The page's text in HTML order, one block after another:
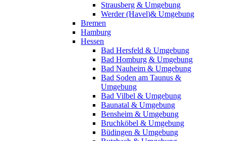
Strausberg & Umgebung
Werder (Havel)& Umgebung
Bremen
Hamburg
Hessen
Bad Hersfeld & Umgebung
Bad Homburg & Umgebung
Bad Nauheim & Umgebung
Bad Soden am Taunus &
Umgebung
Bad Vilbel & Umgebung
Baunatal & Umgebung
Bensheim & Umgebung
Bruchköbel & Umgebung
Büdingen & Umgebung